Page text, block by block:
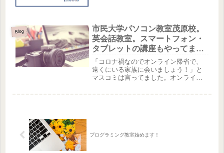
Blog
市民大学パソコン教室茂原校。
英会話教室。スマートフォン・
タブレットの講座もやってま
す！
「コロナ禍なのでオンライン帰省で、
遠くにいる家族に会いましょう！」と
マスコミは言ってました。オンライン
プログラミング教室始めます！